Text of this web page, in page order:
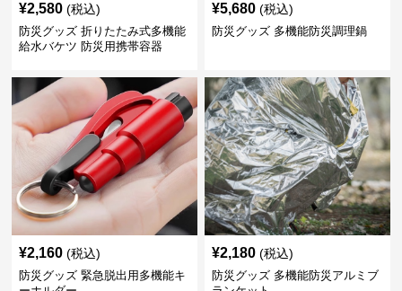
¥2,580 (税込)
防災グッズ 折りたたみ式多機能
給水バケツ 防災用携帯容器
¥5,680 (税込)
防災グッズ 多機能防災調理鍋
¥2,160 (税込)
防災グッズ 緊急脱出用多機能キ
¥2,180 (税込)
防災グッズ 多機能防災アルミブ